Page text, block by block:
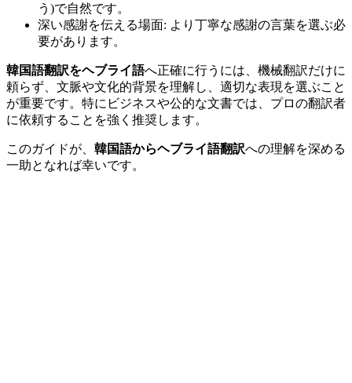
う)で自然です。
深い感謝を伝える場面: より丁寧な感謝の言葉を選ぶ必
要があります。
韓国語翻訳をヘブライ語へ正確に行うには、機械翻訳だけに
頼らず、文脈や文化的背景を理解し、適切な表現を選ぶこと
が重要です。特にビジネスや公的な文書では、プロの翻訳者
に依頼することを強く推奨します。
このガイドが、 韓国語からヘブライ語翻訳への理解を深める
一助となれば幸いです。